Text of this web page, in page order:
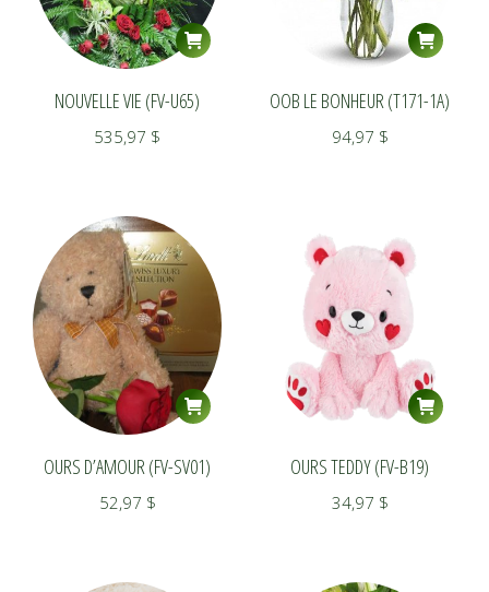
NOUVELLE VIE (FV-U65)
535,97 $
OOB LE BONHEUR (T171-1A)
94,97 $
OURS D’AMOUR (FV-SV01)
52,97 $
OURS TEDDY (FV-B19)
34,97 $